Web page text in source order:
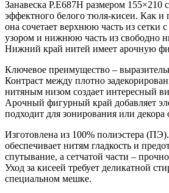
Занавеска Р.Е687Н размером 155×210
эффектного белого тюля-кисеи. Как и
она сочетает верхнюю часть из
узором и нижнюю часть из свободно
Нижний край нитей имеет арочную
Ключевое преимущество –
Контраст между плотно
нитяным низом создает интересный
Арочный фигурный край добавляет
подходит для зонирования или декора
Изготовлена из 100% полиэстера
обеспечивает нитям гладкость и
спутывание, а сетчатой части –
Уход за кисеей требует деликатной
специальном мешке.